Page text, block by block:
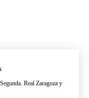
Real Zaragoza y